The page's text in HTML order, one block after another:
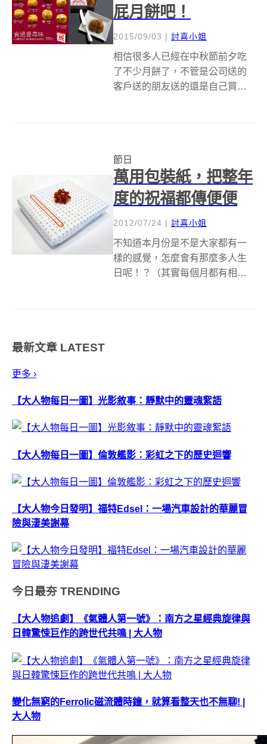
屁月餅吧！
2015/09/03 | 討喜小姐
相信很多人已經在中秋節前夕吃
了不少月餅了，不管是公司送的
客戶送的朋友送的還是自己買
款式，大部分和圓形、方形脫不
了關係，雖然有可能你吃...
節日
萬用包裝紙，把整年
度的祝福都傳便便
2012/07/24 | 討喜小姐
不知道本月份是不是大家都有一
樣的感覺，怎麼會有那麼多人生
日呢！？（其實每個月都有相同
最新文章 LATEST
更多 ›
【大人物每日一圖】光影敘事：靜默中的靈魂絮語
【大人物每日一圖】倫敦艦影：彩虹之下的歷史迴響
【大人物今日發明】福特Edsel：一場汽車設計的華麗冒
險與淒美謝幕
今日最夯 TRENDING
【大人物追劇】《氣體人第一號》：南方之星經典旋律與
日韓驚悚巨作的跨世代共鳴 | 大人物
變化無窮的Ferrolic磁流體時鐘，就算看整天也不無聊! |
大人物